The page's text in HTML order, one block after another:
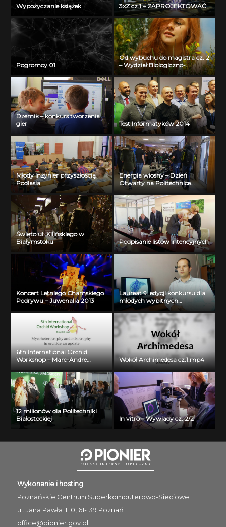
Wypożyczanie książek 3xZ cz.1 – ZAPROJEKTOWAĆ
Pogromcy 01
Od wybuchu do magistra cz. 2
– Wydział Biologiczno-
Chemiczny Uniwersytetu w
Białymstoku
Dżemik – konkurs tworzenia
gier
Test Informatyków 2014
Młody inżynier przyszłością
Podlasia
Energia wiosny – Dzień
Otwarty na Politechnice
Białostockiej
Święto ul. Kilińskiego w
Białymstoku
Podpisanie listów intencyjnych
Koncert Letniego Chamskiego
Podrywu – Juwenalia 2013
Laureat 9. edycji konkursu dla
młodych wybitnych
naukowców- dr inż. Krzysztof
Jurczuk
6th International Orchid
Workshop – Marc-Andre
Selosse
Wokół Archimedesa cz.1.mp4
12 milionów dla Politechniki
Białostockiej
In vitro – Wywiady cz. 2/2
Wykonanie i hosting
Poznańskie Centrum Superkomputerowo-Sieciowe
ul. Jana Pawła II 10, 61-139 Poznań
office@pionier.gov.pl